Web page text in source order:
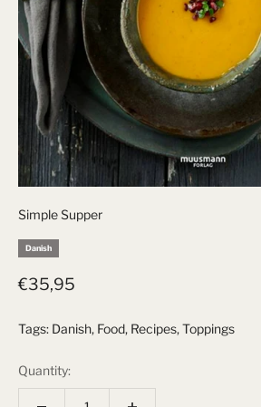
Simple Supper
Danish
Sale price
€35,95
Tags: Danish, Food, Recipes,Toppings
Quantity: